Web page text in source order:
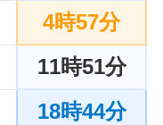
4時57分
11時51分
18時44分